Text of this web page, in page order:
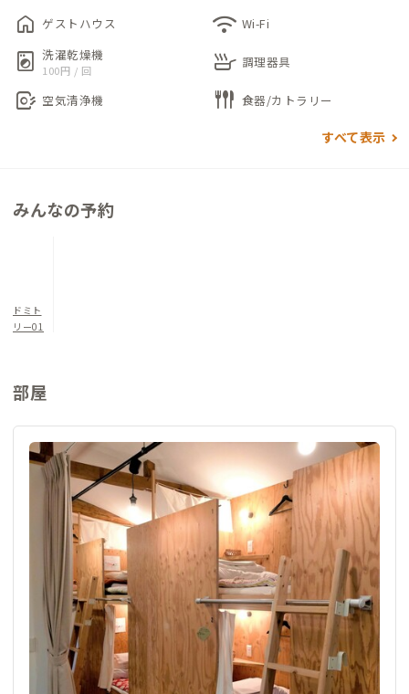
トハウスです。
1階がSAKE BARやイベントを開催するなど国際交流スペースで
す。2階が宿泊スペースで2段ベッドドミトリー6名部屋と4名部
屋、和室（3名用）があり、定員13名のコンパクトなゲストハウ
可能です。1階(16時～23時利用可能)、2階(23時まで利用可能)
home ゲストハウス wifi Wi-Fi
local_laundry_service 洗濯乾燥機
100円 / 回 skillet 調理器具
air_purifier 空気清浄機 flatware 食器/カトラリー
すべて表示
みんなの予約
ドミト
リー01
部屋